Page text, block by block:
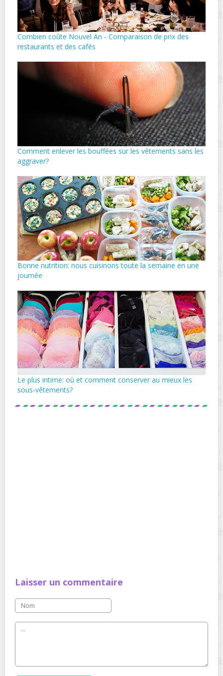
Combien coûte Nouvel An - Comparaison de prix des
restaurants et des cafés
Comment enlever les bouffées sur les vêtements sans les
aggraver?
Bonne nutrition: nous cuisinons toute la semaine en une
journée
Le plus intime: où et comment conserver au mieux les
sous-vêtements?
Laisser un commentaire